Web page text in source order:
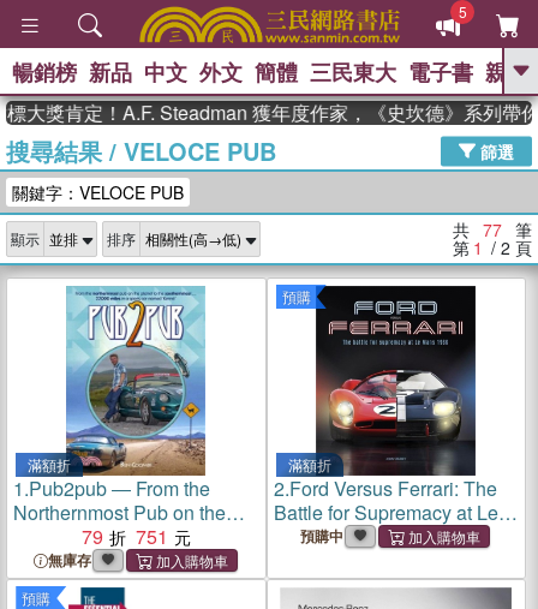
5
GO
熱搜： 高希均教授回憶錄
、 The Odyssey 、 父親節 、 如果歷
獎 臺灣漫遊錄 、 方念華 、 台灣的李
登輝時代
數學女孩：黎曼猜想 、
偉大的迷走神經
暢銷榜 新品 中文 外文 簡體 三民東大 電子書 親子
定！A.F. Steadman 獲年度作家，《史坎德》系列帶你踏上熱
搜尋結果/ VELOCE PUB
篩選
關鍵字：VELOCE PUB
顯示 排序 共 77 筆
第 1 / 2 頁
滿額折
1.Pub2pub ― From the
Northernmost Pub on the
Planet to the Southernmost
... 27,000 Miles in a Sports
Car Named 'kermit'
79 751
無庫存
預購
滿額折
2.Ford Versus Ferrari: The
Battle for Supremacy at Le
Mans 1966
預購中
預購